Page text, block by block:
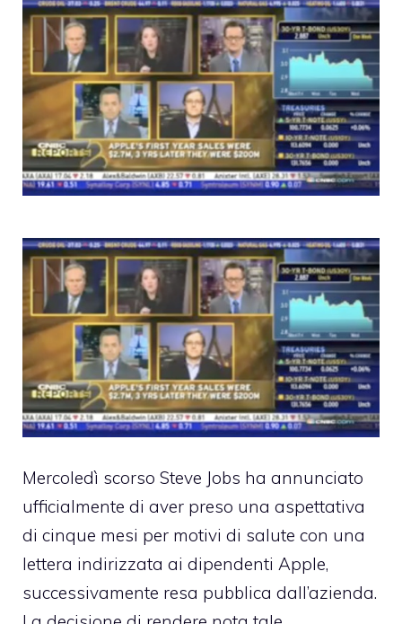
Mercoledì scorso Steve Jobs ha annunciato
ufficialmente di aver preso una aspettativa
di cinque mesi per motivi di salute con una
lettera indirizzata ai dipendenti Apple,
successivamente resa pubblica dall’azienda.